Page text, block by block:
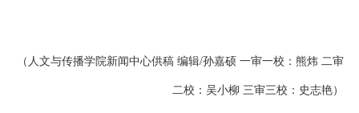
（ 人文与传播学院新闻中心供稿编辑/孙嘉硕 一审一校：熊炜 二审
二校：吴小柳 三审三校：史志艳）